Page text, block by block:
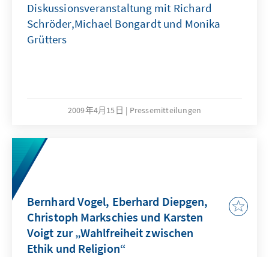
Diskussionsveranstaltung mit Richard
Schröder,Michael Bongardt und Monika
Grütters
2009年4月15日 Pressemitteilungen
Bernhard Vogel, Eberhard Diepgen,
Christoph Markschies und Karsten
Voigt zur „Wahlfreiheit zwischen
Ethik und Religion“